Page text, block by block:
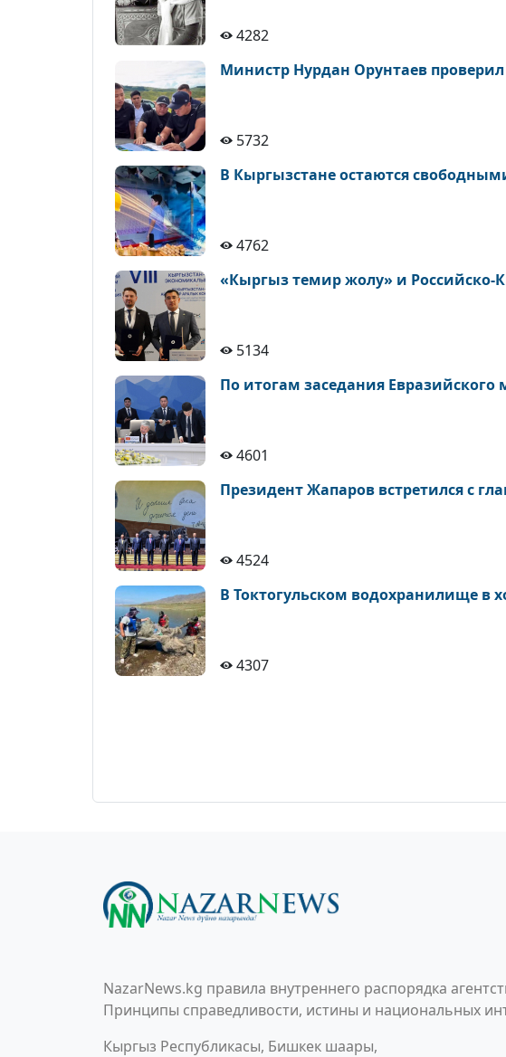
4282
Министр Нурдан Орунтаев проверил
5732
В Кыргызстане остаются
4762
«Кыргыз темир жолу» и Российско-
5134
По итогам заседания Евразийского
4601
Президент Жапаров встретился с
4524
4307
NazarNews.kg правила внутреннего распорядка
Принципы справедливости, истины и национальных
Кыргыз Республикасы, Бишкек шаары,